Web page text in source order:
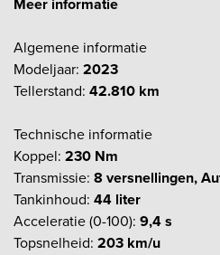
Algemene informatie
Modeljaar: 2023
Tellerstand: 42.810 km
Technische informatie
Koppel: 230 Nm
Transmissie: 8 versnellingen,
Tankinhoud: 44 liter
Acceleratie (0-100): 9,4 s
Topsnelheid: 203 km/u